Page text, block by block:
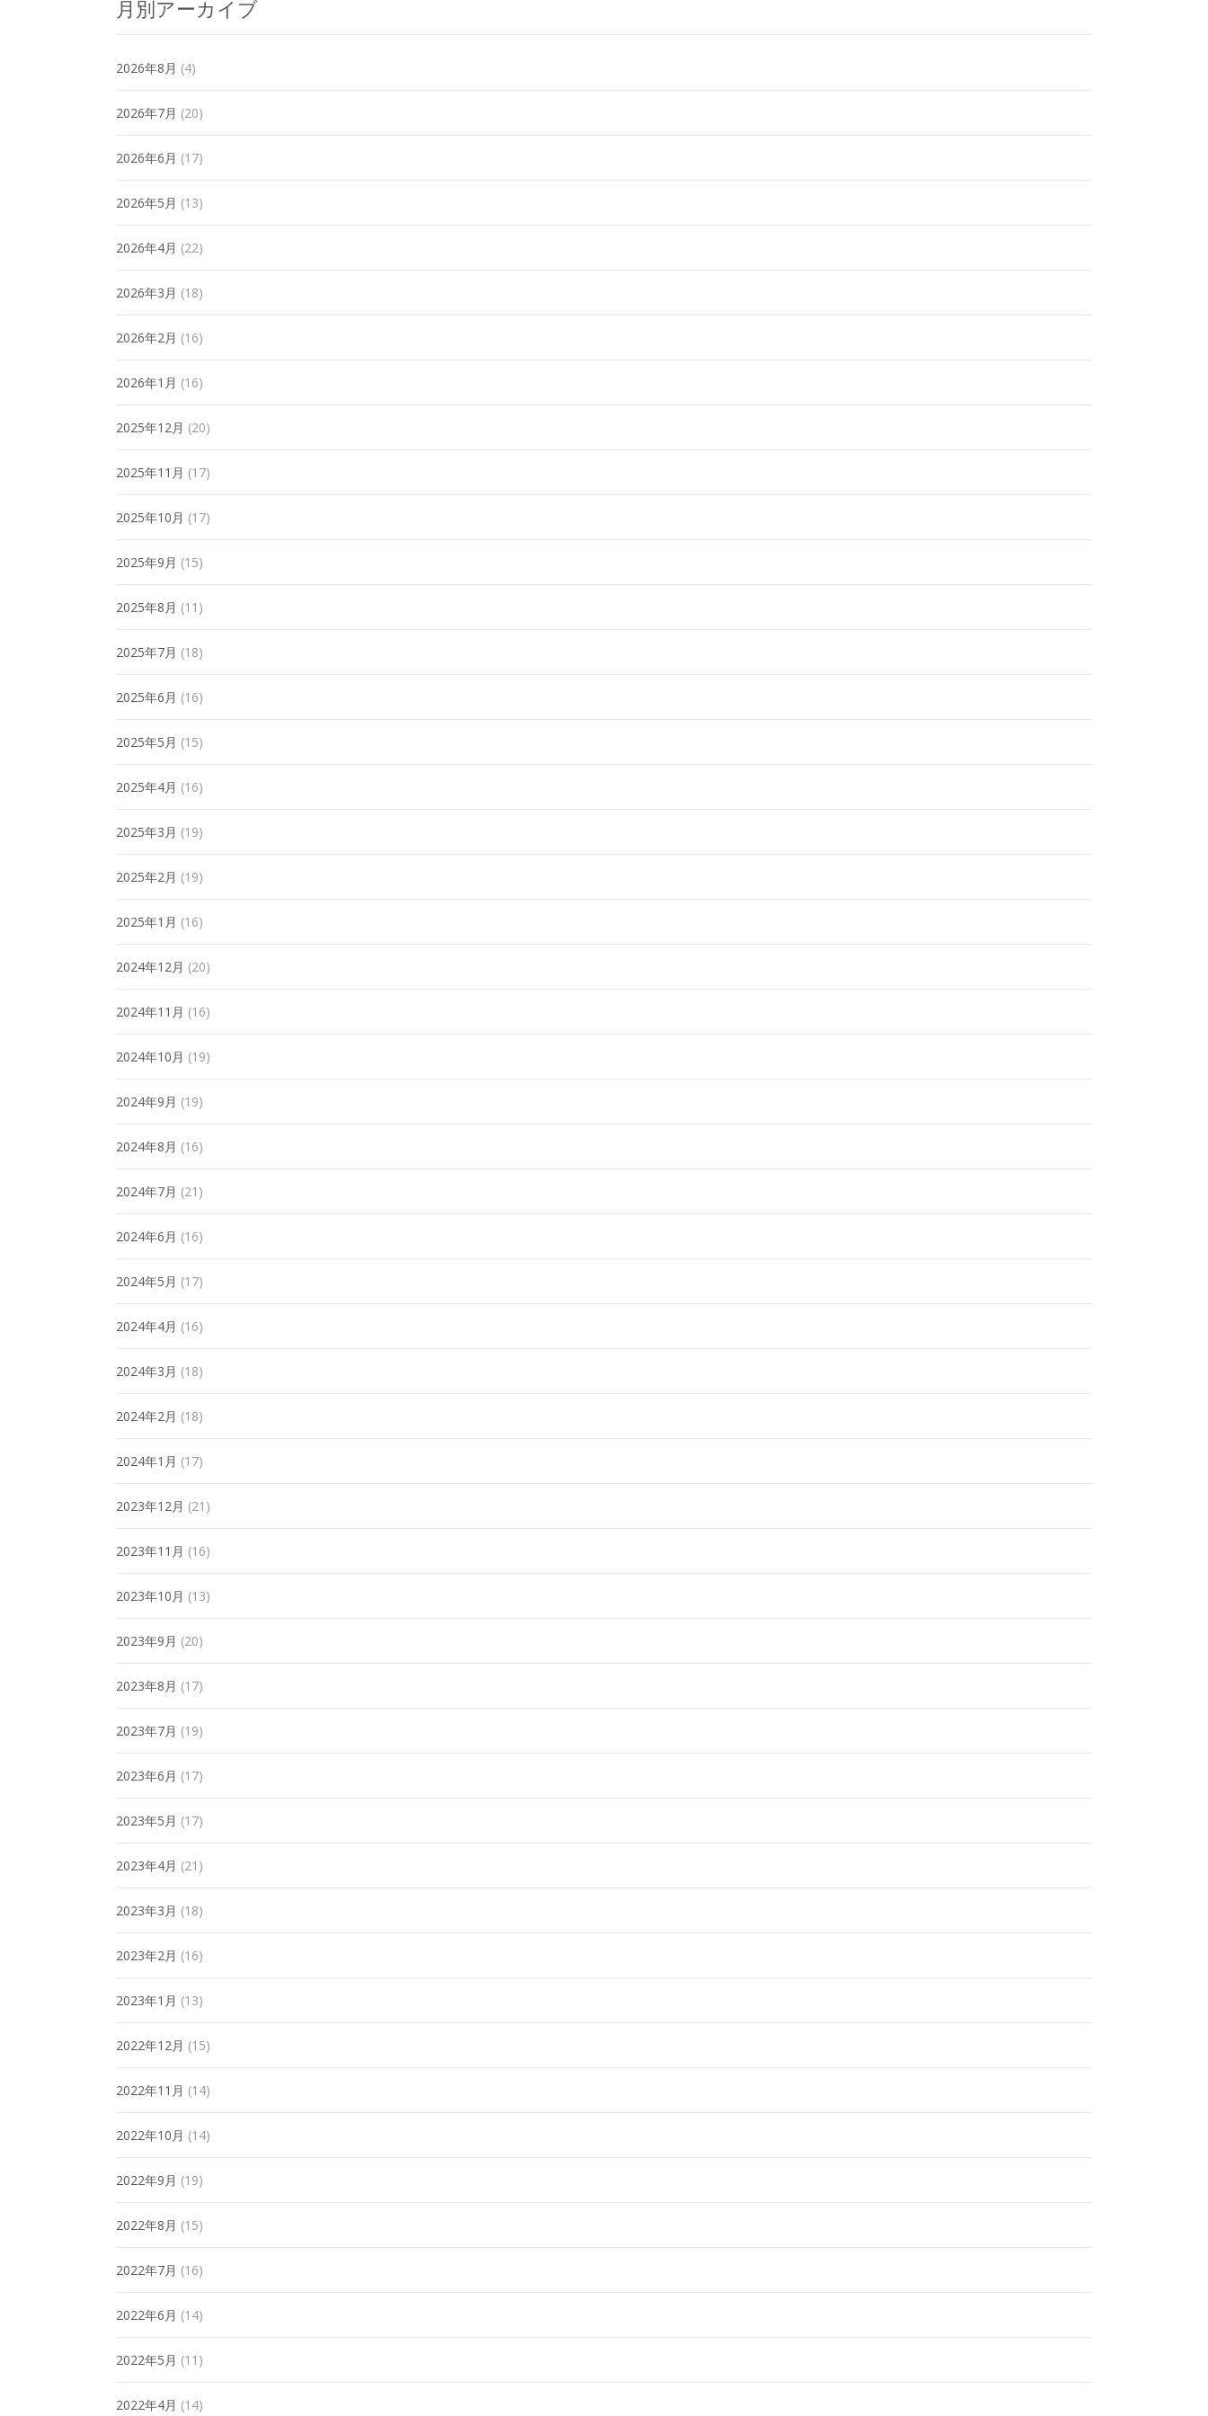
月別アーカイブ
2026年8月 (4)
2026年7月 (20)
2026年6月 (17)
2026年5月 (13)
2026年4月 (22)
2026年3月 (18)
2026年2月 (16)
2026年1月 (16)
2025年12月 (20)
2025年11月 (17)
2025年10月 (17)
2025年9月 (15)
2025年8月 (11)
2025年7月 (18)
2025年6月 (16)
2025年5月 (15)
2025年4月 (16)
2025年3月 (19)
2025年2月 (19)
2025年1月 (16)
2024年12月 (20)
2024年11月 (16)
2024年10月 (19)
2024年9月 (19)
2024年8月 (16)
2024年7月 (21)
2024年6月 (16)
2024年5月 (17)
2024年4月 (16)
2024年3月 (18)
2024年2月 (18)
2024年1月 (17)
2023年12月 (21)
2023年11月 (16)
2023年10月 (13)
2023年9月 (20)
2023年8月 (17)
2023年7月 (19)
2023年6月 (17)
2023年5月 (17)
2023年4月 (21)
2023年3月 (18)
2023年2月 (16)
2023年1月 (13)
2022年12月 (15)
2022年11月 (14)
2022年10月 (14)
2022年9月 (19)
2022年8月 (15)
2022年7月 (16)
2022年6月 (14)
2022年5月 (11)
2022年4月 (14)